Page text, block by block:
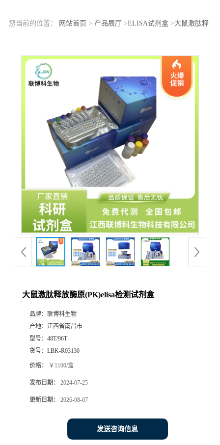
您当前的位置： 网站首页 > 产品展厅 >ELISA试剂盒>大鼠激肽释
大鼠激肽释放酶原(PK)elisa检测试剂盒
品牌： 联博科生物
产地： 江西省南昌市
型号： 48T/96T
货号： LBK-R03130
价格： ￥1100/盒
发布日期： 2024-07-25
更新日期： 2026-08-07
发送咨询信息